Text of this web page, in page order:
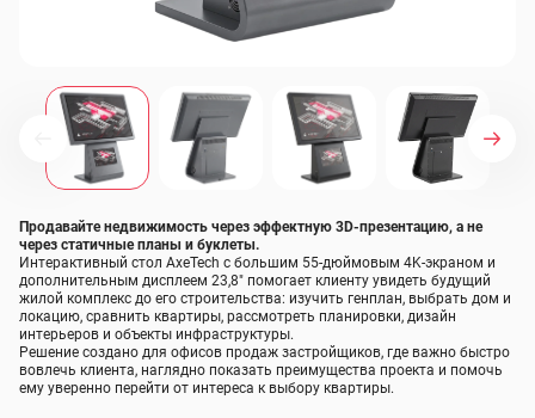
Продавайте недвижимость через эффектную 3D-презентацию, а не
через статичные планы и буклеты.
Интерактивный стол AxeTech с большим 55-дюймовым 4K-экраном и
дополнительным дисплеем 23,8″ помогает клиенту увидеть будущий
жилой комплекс до его строительства: изучить генплан, выбрать дом и
локацию, сравнить квартиры, рассмотреть планировки, дизайн
интерьеров и объекты инфраструктуры.
Решение создано для офисов продаж застройщиков, где важно быстро
вовлечь клиента, наглядно показать преимущества проекта и помочь
ему уверенно перейти от интереса к выбору квартиры.